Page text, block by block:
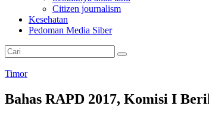
Citizen journalism
Kesehatan
Pedoman Media Siber
Timor
Bahas RAPD 2017, Komisi I